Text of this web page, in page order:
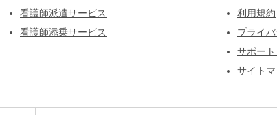
看護師派遣サービス
看護師添乗サービス
利用規約
プライ
サポート
サイト